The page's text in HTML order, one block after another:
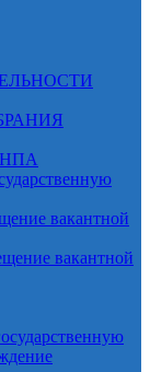
вакантной
вакантной